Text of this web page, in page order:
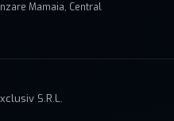
Mamaia, Central
S.R.L.